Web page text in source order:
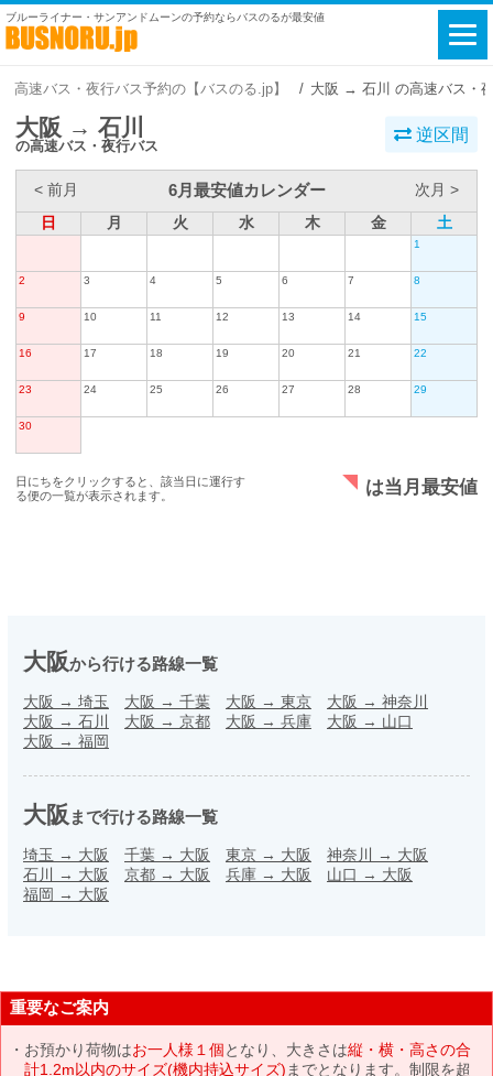
ブルーライナー・サンアンドムーンの予約ならバスのるが最安値
高速バス・夜行バス予約の【バスのる.jp】 大阪 → 石川 の高速バス・
大阪 → 石川
の高速バス・夜行バス
逆区間
< 前月 6月最安値カレンダー
次月 >
日
月 火 水 木 金 土
1
2 3 4 5 6 7 8
9 10 11 12 13 14 15
16 17 18 19 20 21 22
23 24 25 26 27 28 29
30
日にちをクリックすると、該当日に運行す
る便の一覧が表示されます。
は当月最安値
大阪から行ける路線一覧
大阪 → 埼玉 大阪 → 千葉 大阪 → 東京 大阪 → 神奈川
大阪 → 石川 大阪 → 京都 大阪 → 兵庫 大阪 → 山口
大阪 → 福岡
大阪 まで行ける路線一覧
埼玉 → 大阪 千葉 → 大阪 東京 → 大阪 神奈川 → 大阪
石川 → 大阪 京都 → 大阪 兵庫 → 大阪 山口 → 大阪
福岡 → 大阪
重要なご案内
お預かり荷物はお一人様１個となり、大きさは縦・横・高さの合
計1.2m以内のサイズ(機内持込サイズ) までとなります。制限を超